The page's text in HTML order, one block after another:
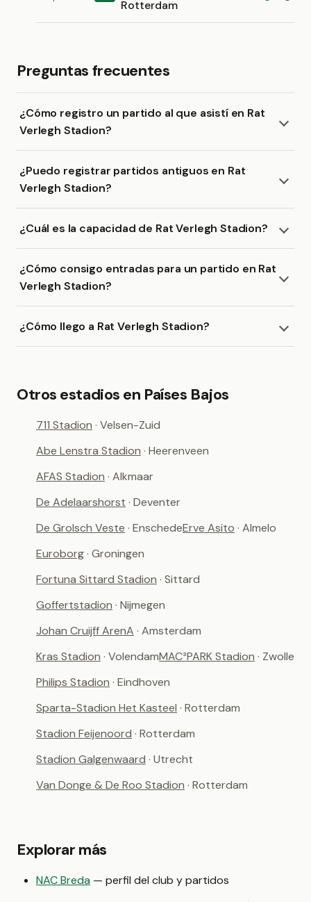
Rotterdam
Preguntas frecuentes
¿Cómo registro un partido al que asistí en Rat
Verlegh Stadion?
¿Puedo registrar partidos antiguos en Rat
Verlegh Stadion?
¿Cuál es la capacidad de Rat Verlegh Stadion?
¿Cómo consigo entradas para un partido en Rat
Verlegh Stadion?
¿Cómo llego a Rat Verlegh Stadion?
Otros estadios en Países Bajos
711 Stadion · Velsen-Zuid
Abe Lenstra Stadion · Heerenveen
AFAS Stadion · Alkmaar
De Adelaarshorst · Deventer
De Grolsch Veste · EnschedeErve Asito · Almelo
Euroborg· Groningen
Fortuna Sittard Stadion · Sittard
Goffertstadion · Nijmegen
Johan Cruijff ArenA · Amsterdam
Kras Stadion · VolendamMAC³PARK Stadion · Zwolle
Philips Stadion · Eindhoven
Sparta-Stadion Het Kasteel · Rotterdam
Stadion Feijenoord · Rotterdam
Stadion Galgenwaard · Utrecht
Van Donge & De Roo Stadion · Rotterdam
Explorar más
NAC Breda — perfil del club y partidos